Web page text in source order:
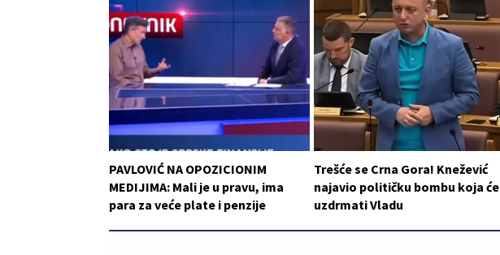
PAVLOVIĆ NA OPOZICIONIM
MEDIJIMA: Mali je u pravu, ima
para za veće plate i penzije
Trešće se Crna Gora! Knežević
najavio političku bombu koja će
uzdrmati Vladu